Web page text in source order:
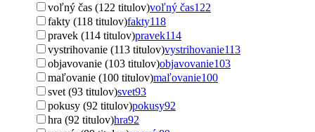
voľný čas (122 titulov)voľný čas122
fakty (118 titulov)fakty118
pravek (114 titulov)pravek114
vystrihovanie (113 titulov)vystrihovanie113
objavovanie (103 titulov)objavovanie103
maľovanie (100 titulov)maľovanie100
svet (93 titulov)svet93
pokusy (92 titulov)pokusy92
hra (92 titulov)hra92